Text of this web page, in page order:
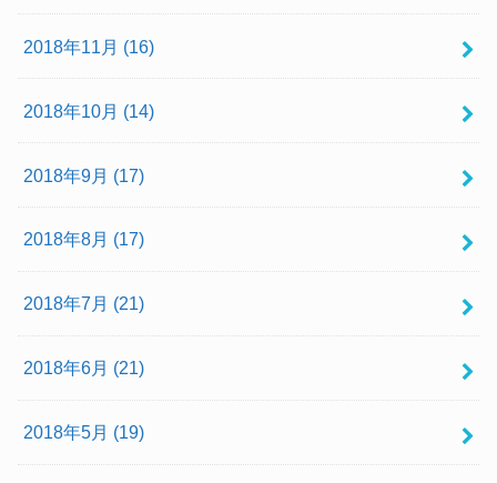
2018年11月 (16)
2018年10月 (14)
2018年9月 (17)
2018年8月 (17)
2018年7月 (21)
2018年6月 (21)
2018年5月 (19)